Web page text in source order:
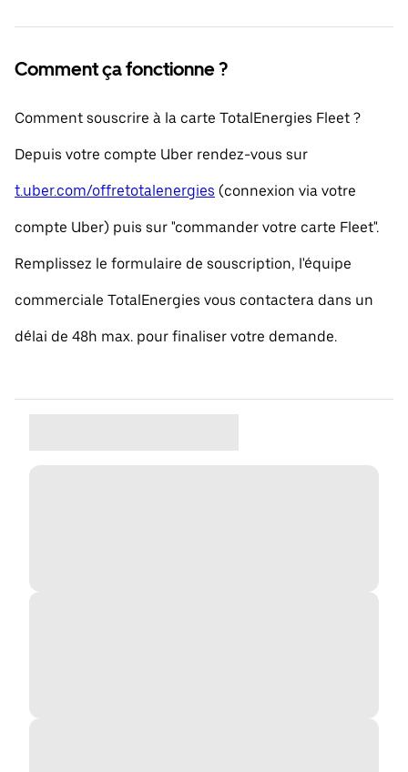
Comment ça fonctionne ?
Comment souscrire à la carte TotalEnergies Fleet ?
Depuis votre compte Uber rendez-vous sur
t.uber.com/offretotalenergies (connexion via votre
compte Uber) puis sur "commander votre carte Fleet".
Remplissez le formulaire de souscription, l'équipe
commerciale TotalEnergies vous contactera dans un
délai de 48h max. pour finaliser votre demande.